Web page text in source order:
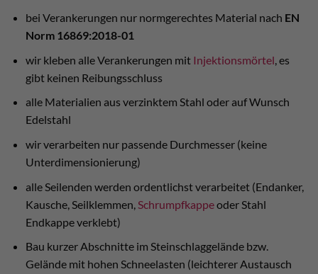
bei Verankerungen nur normgerechtes Material nach EN
Norm 16869:2018-01
wir kleben alle Verankerungen mit Injektionsmörtel, es
gibt keinen Reibungsschluss
alle Materialien aus verzinktem Stahl oder auf Wunsch
Edelstahl
wir verarbeiten nur passende Durchmesser (keine
Unterdimensionierung)
alle Seilenden werden ordentlichst verarbeitet (Endanker,
Kausche, Seilklemmen, Schrumpfkappeoder Stahl
Endkappe verklebt)
Bau kurzer Abschnitte im Steinschlaggelände bzw.
Gelände mit hohen Schneelasten (leichterer Austausch